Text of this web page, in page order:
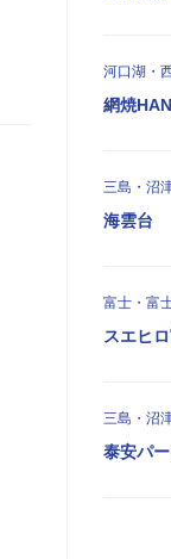
河口湖・
網焼
三島・沼
海雲台
富士・富
スエヒ
三島・沼
泰安パ